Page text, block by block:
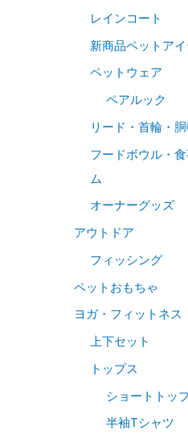
レインコート
新商品ペットア
ペットウェア
ペアルック
リード・首輪・
フードボウル・
ム
オーナーグッズ
アウトドア
フィッシング
ペットおもちゃ
ヨガ・フィットネス
上下セット
トップス
ショートトッ
半袖Tシャツ